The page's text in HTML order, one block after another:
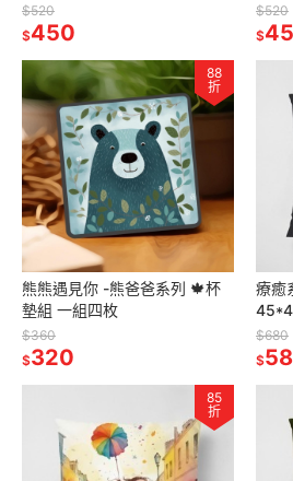
$520
$450
$520
$
88
折
熊熊遇見你 -熊爸爸系列 🍁杯
墊組 一組四枚
$360
$320
療癒
$680
$
85
折